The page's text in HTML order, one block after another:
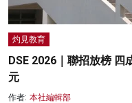
灼見教育
DSE 2026｜聯招放榜 四
元
作者: 本社編輯部